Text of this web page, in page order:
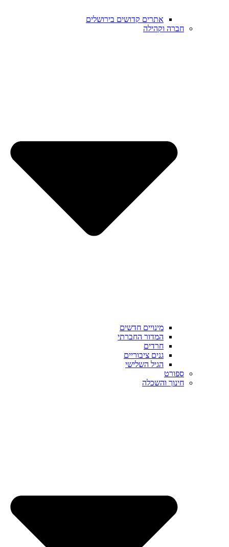
אתרים קדושים בירושלים
חברה וקהילה
מינויים חדשים
המדור החברתי
חרדים
גנים ציבוריים
הגיל השלישי
ספורט
חינוך והשכלה